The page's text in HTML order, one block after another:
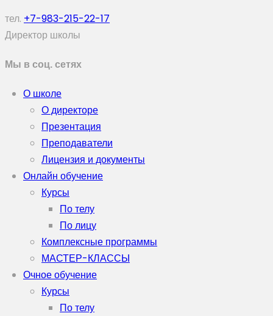
тел. +7-983-215-22-17
Директор школы
Мы в соц. сетях
О школе
О директоре
Презентация
Преподаватели
Лицензия и документы
Онлайн обучение
Курсы
По телу
По лицу
Комплексные программы
МАСТЕР-КЛАССЫ
Очное обучение
Курсы
По телу